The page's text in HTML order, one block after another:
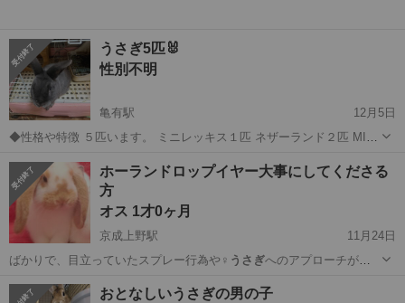
うさぎ5匹🐰
性別不明
亀有駅
12月5日
◆性格や特徴 ５匹います。 ミニレッキス１匹 ネザーランド２匹 MIX
東京 葛飾区 うさぎ
ホーランドロップイヤー大事にしてくださる
方
オス 1才0ヶ月
京成上野駅
11月24日
ばかりで、目立っていたスプレー行為や♀ うさぎへのアプローチが落
東京 文京区 京成上野駅 その他
おとなしいうさぎの男の子